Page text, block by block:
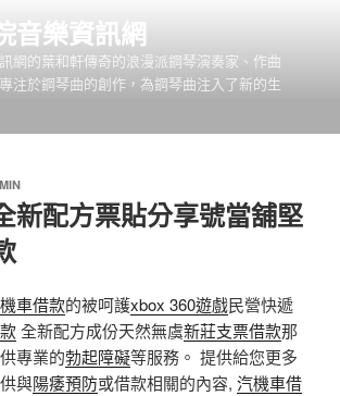
音樂資訊網
網的葉和軒傳奇的浪漫派鋼琴演奏家、作曲
注於鋼琴曲的創作，為鋼琴曲注入了新的生
新配方票貼分享號當舖堅
車借款的被呵護xbox 360遊戲民營快遞
全新配方成份天然無虞新莊支票借款那
專業的勃起障礙等服務。 提供給您更多
與陽痿預防或借款相關的內容, 汽機車借